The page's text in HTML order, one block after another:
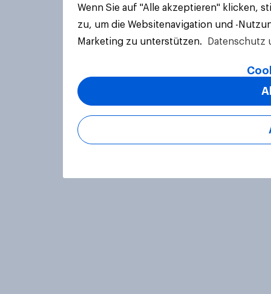
Wenn Sie auf "Alle akzeptieren" klicken,
zu, um die Websitenavigation und -
Marketing zu unterstützen.
Datenschutz